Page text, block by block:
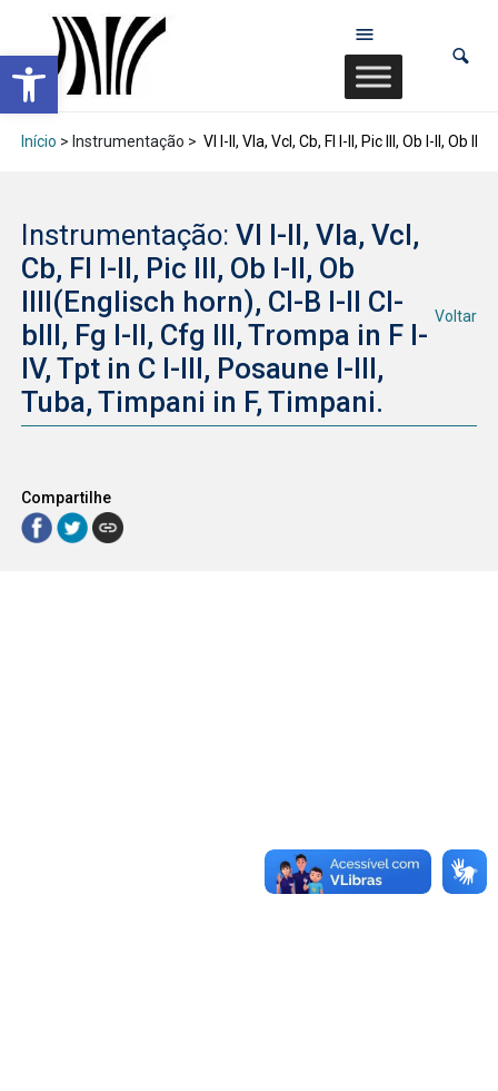
Abrir a barra de ferramentas
Início > Instrumentação > Vl I-II, Vla, Vcl, Cb, Fl I-II, Pic III, Ob I-II, Ob
Instrumentação: Vl I-II, Vla, Vcl,
Cb, Fl I-II, Pic III, Ob I-II, Ob
IIII(Englisch horn), Cl-B I-II Cl-
bIII, Fg I-II, Cfg III, Trompa in F I-
IV, Tpt in C I-III, Posaune I-III,
Tuba, Timpani in F, Timpani.
Voltar
Compartilhe